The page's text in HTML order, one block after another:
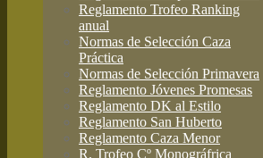
Reglamento Trofeo Ranking
anual
Normas de Selección Caza
Práctica
Normas de Selección Primavera
Reglamento Jóvenes Promesas
Reglamento DK al Estilo
Reglamento San Huberto
Reglamento Caza Menor
R. Trofeo Cº Monográfrica